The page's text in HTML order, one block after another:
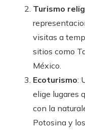
Turismo
visitas a
sitios como
México.
Ecoturismo:
elige lugares
con la
Potosina y